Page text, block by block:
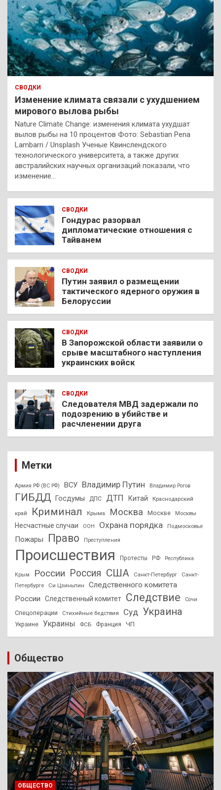
СВОДКИ
Изменение климата связали с ухудшением
мирового вылова рыбы
Nature Climate Change: изменения климата ухудшат
вылов рыбы на 10 процентов Фото: Sebastian Pena
Lambarri / Unsplash Ученые Квинслендского
технологического университета, а также других
австралийских научных организаций показали, что
изменение…
СВОДКИ
Гондурас разорвал
дипломатические отношения с
Тайванем
СВОДКИ
Путин заявил о размещении
тактического ядерного оружия в
Белоруссии
СВОДКИ
В Запорожской области заявили о
срыве масштабного наступления
украинских войск
СВОДКИ
Следователя МВД задержали по
подозрению в убийстве и
расчленении друга
Метки
Армия РФ (ВС РФ) ВСУ Владимир Путин Владимир Рогов
ГИБДД Госдумы ДПС ДТП Китай Краснодарский
край Криминал Крыма Москва Москве Москвы
Несчастные случаи ООН Охрана порядка Подмосковье
Пожары Право Преступления
Происшествия Протесты РФ Республика
Крым России Россия США Санкт-Петербург
Санкт-
Петербурге
Си Цзиньпин
Следственного комитета
России
Следственный комитет Следствие Сочи
Спецоперации Стихийные бедствия Суд Украина
Украине Украины ФСБ Франция ЧП
Общество
ОБЩЕСТВО